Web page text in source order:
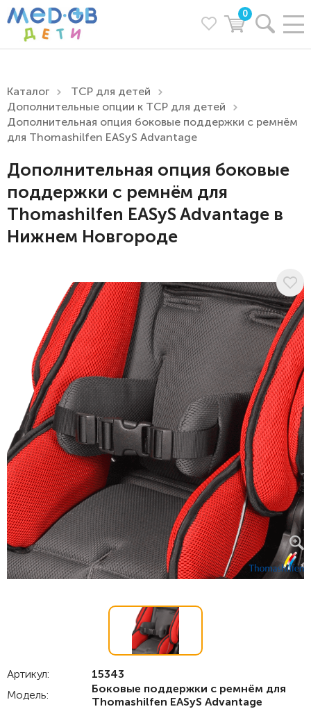
0
Каталог
ТСР для детей
Дополнительные опции к ТСР для детей
Дополнительная опция боковые поддержки с ремнём
для Thomashilfen EASyS Advantage
Дополнительная опция боковые
поддержки с ремнём для
Thomashilfen EASyS Advantage в
Нижнем Новгороде
Артикул:
15343
Модель:
Боковые поддержки с ремнём для
Thomashilfen EASyS Advantage